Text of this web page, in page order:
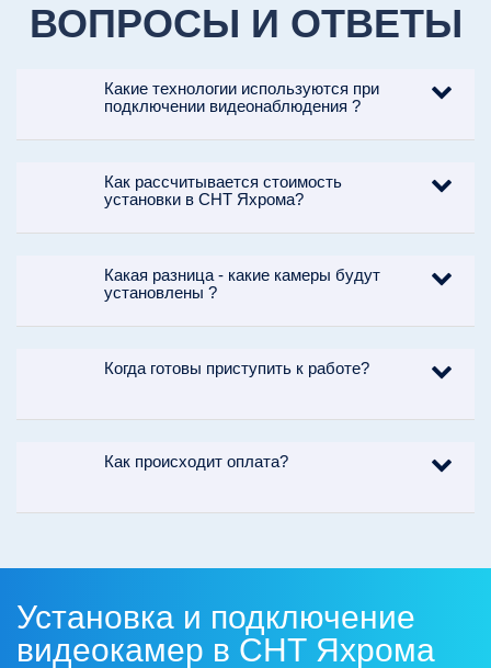
ВОПРОСЫ И ОТВЕТЫ
Какие технологии используются при
подключении видеонаблюдения ?
Как рассчитывается стоимость
установки в СНТ Яхрома?
Какая разница - какие камеры будут
установлены ?
Когда готовы приступить к работе?
Как происходит оплата?
Установка и подключение
видеокамер в СНТ Яхрома